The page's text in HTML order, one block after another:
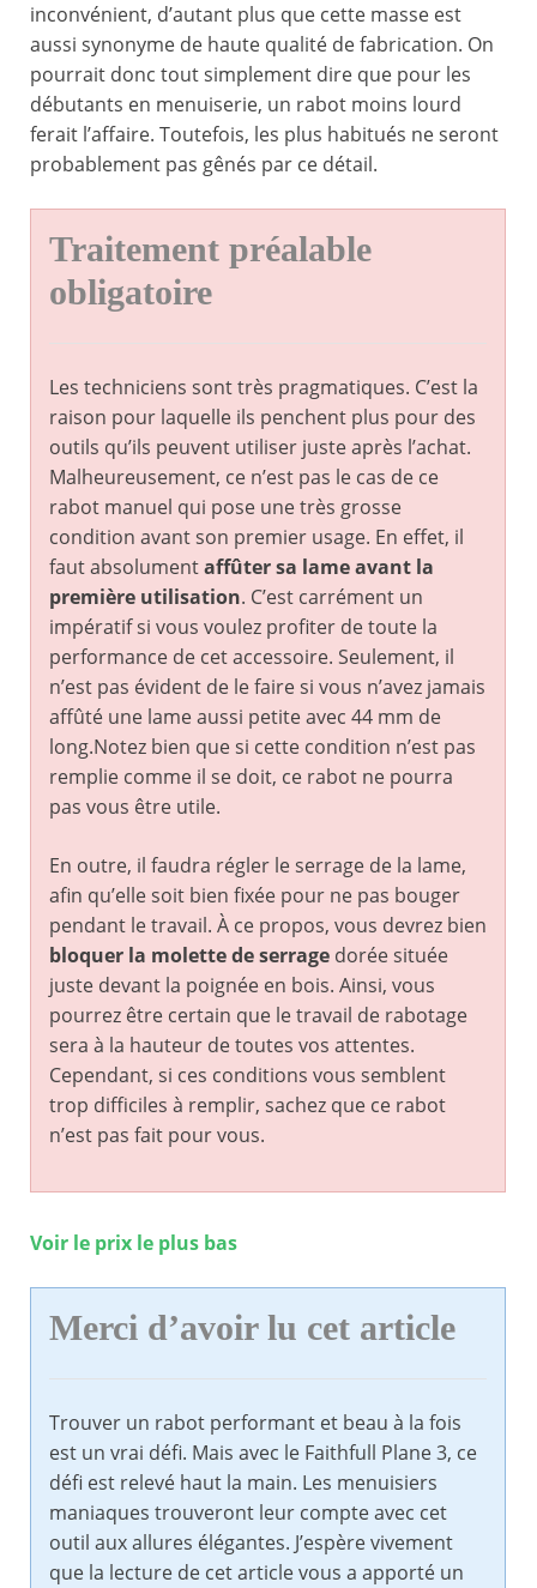
inconvénient, d’autant plus que cette masse est
aussi synonyme de haute qualité de fabrication. On
pourrait donc tout simplement dire que pour les
débutants en menuiserie, un rabot moins lourd
ferait l’affaire. Toutefois, les plus habitués ne seront
probablement pas gênés par ce détail.
Traitement préalable
obligatoire
Les techniciens sont très pragmatiques. C’est la
raison pour laquelle ils penchent plus pour des
outils qu’ils peuvent utiliser juste après l’achat.
Malheureusement, ce n’est pas le cas de ce
rabot manuel qui pose une très grosse
condition avant son premier usage. En effet, il
faut absolumentaffûter sa lame avant la
première utilisation. C’est carrément un
impératif si vous voulez profiter de toute la
performance de cet accessoire. Seulement, il
n’est pas évident de le faire si vous n’avez jamais
affûté une lame aussi petite avec 44 mm de
long.Notez bien que si cette condition n’est pas
remplie comme il se doit, ce rabot ne pourra
pas vous être utile.
En outre, il faudra régler le serrage de la lame,
afin qu’elle soit bien fixée pour ne pas bouger
pendant le travail. À ce propos, vous devrez bien
bloquer la molette de serrage dorée située
juste devant la poignée en bois. Ainsi, vous
pourrez être certain que le travail de rabotage
sera à la hauteur de toutes vos attentes.
Cependant, si ces conditions vous semblent
trop difficiles à remplir, sachez que ce rabot
n’est pas fait pour vous.
Voir le prix le plus bas
Merci d’avoir lu cet article
Trouver un rabot performant et beau à la fois
est un vrai défi. Mais avec le Faithfull Plane 3, ce
défi est relevé haut la main. Les menuisiers
maniaques trouveront leur compte avec cet
outil aux allures élégantes. J’espère vivement
que la lecture de cet article vous a apporté un